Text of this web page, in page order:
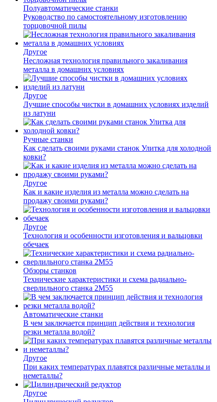
Полуавтоматические станки
Руководство по самостоятельному изготовлению
торцовочной пилы
Другое
Несложная технология правильного закаливания
металла в домашних условиях
Другое
Лучшие способы чистки в домашних условиях изделий
из латуни
Ручные станки
Как сделать своими руками станок Улитка для холодной
ковки?
Другое
Как и какие изделия из металла можно сделать на
продажу своими руками?
Другое
Технология и особенности изготовления и вальцовки
обечаек
Обзоры станков
Технические характеристики и схема радиально-
сверлильного станка 2М55
Автоматические станки
В чем заключается принцип действия и технология
резки металла водой?
Другое
При каких температурах плавятся различные металлы и
неметаллы?
Другое